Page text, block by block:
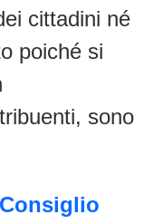
cittadini né
poiché si
sono